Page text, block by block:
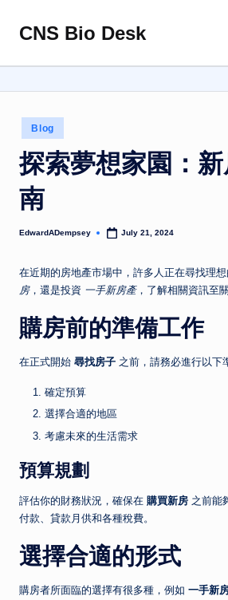
Skip
content
CNS Bio Desk
Life
Story
Posted
in
Blog
探索夢想家園：
南
Posted
EdwardADempsey July 21, 2024
在近期的房地產市場中，許多人正在尋找理
房，還是投資 一手新房產，了解相關資訊至關
購房前的準備工作
在正式開始 尋找房子 之前，請務必進行以下
確定預算
選擇合適的地區
考慮未來的生活需求
預算規劃
評估你的財務狀況，確保在 購買新房 之前能
付款、貸款月供和各種稅費。
選擇合適的形式
購房者所面臨的選擇有很多種，例如 一手新